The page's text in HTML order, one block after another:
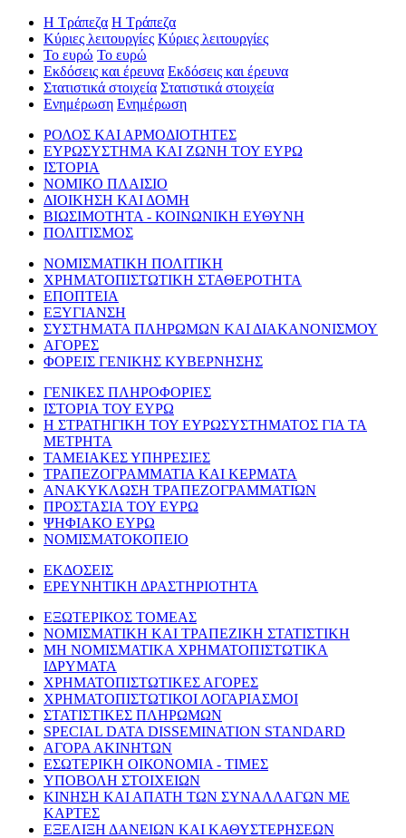
Η Τράπεζα Η Τράπεζα
Κύριες λειτουργίες Κύριες λειτουργίες
Το ευρώ Το ευρώ
Εκδόσεις και έρευνα Εκδόσεις και έρευνα
Στατιστικά στοιχεία Στατιστικά στοιχεία
Ενημέρωση Ενημέρωση
ΡΟΛΟΣ ΚΑΙ ΑΡΜΟΔΙΟΤΗΤΕΣ
ΕΥΡΩΣΥΣΤΗΜΑ ΚΑΙ ΖΩΝΗ ΤΟΥ ΕΥΡΩ
ΙΣΤΟΡΙΑ
ΝΟΜΙΚΟ ΠΛΑΙΣΙΟ
ΔΙΟΙΚΗΣΗ ΚΑΙ ΔΟΜΗ
ΒΙΩΣΙΜΟΤΗΤΑ - ΚΟΙΝΩΝΙΚΗ ΕΥΘΥΝΗ
ΠΟΛΙΤΙΣΜΟΣ
ΝΟΜΙΣΜΑΤΙΚΗ ΠΟΛΙΤΙΚΗ
ΧΡΗΜΑΤΟΠΙΣΤΩΤΙΚΗ ΣΤΑΘΕΡΟΤΗΤΑ
ΕΠΟΠΤΕΙΑ
ΕΞΥΓΙΑΝΣΗ
ΣΥΣΤΗΜΑΤΑ ΠΛΗΡΩΜΩΝ ΚΑΙ ΔΙΑΚΑΝΟΝΙΣΜΟΥ
ΑΓΟΡΕΣ
ΦΟΡΕΙΣ ΓΕΝΙΚΗΣ ΚΥΒΕΡΝΗΣΗΣ
ΓΕΝΙΚΕΣ ΠΛΗΡΟΦΟΡΙΕΣ
ΙΣΤΟΡΙΑ ΤΟΥ ΕΥΡΩ
Η ΣΤΡΑΤΗΓΙΚΗ ΤΟΥ ΕΥΡΩΣΥΣΤΗΜΑΤΟΣ ΓΙΑ ΤΑ
ΜΕΤΡΗΤΑ
ΤΑΜΕΙΑΚΕΣ ΥΠΗΡΕΣΙΕΣ
ΤΡΑΠΕΖΟΓΡΑΜΜΑΤΙΑ ΚΑΙ ΚΕΡΜΑΤΑ
ΑΝΑΚΥΚΛΩΣΗ ΤΡΑΠΕΖΟΓΡΑΜΜΑΤΙΩΝ
ΠΡΟΣΤΑΣΙΑ ΤΟΥ ΕΥΡΩ
ΨΗΦΙΑΚΟ ΕΥΡΩ
ΝΟΜΙΣΜΑΤΟΚΟΠΕΙΟ
ΕΚΔΟΣΕΙΣ
ΕΡΕΥΝΗΤΙΚΗ ΔΡΑΣΤΗΡΙΟΤΗΤΑ
ΕΞΩΤΕΡΙΚΟΣ ΤΟΜΕΑΣ
ΝΟΜΙΣΜΑΤΙΚΗ ΚΑΙ ΤΡΑΠΕΖΙΚΗ ΣΤΑΤΙΣΤΙΚΗ
ΜΗ ΝΟΜΙΣΜΑΤΙΚΑ ΧΡΗΜΑΤΟΠΙΣΤΩΤΙΚΑ
ΙΔΡΥΜΑΤΑ
ΧΡΗΜΑΤΟΠΙΣΤΩΤΙΚΕΣ ΑΓΟΡΕΣ
ΧΡΗΜΑΤΟΠΙΣΤΩΤΙΚΟΙ ΛΟΓΑΡΙΑΣΜΟΙ
ΣΤΑΤΙΣΤΙΚΕΣ ΠΛΗΡΩΜΩΝ
SPECIAL DATA DISSEMINATION STANDARD
ΑΓΟΡΑ ΑΚΙΝΗΤΩΝ
ΕΣΩΤΕΡΙΚΗ ΟΙΚΟΝΟΜΙΑ - ΤΙΜΕΣ
ΥΠΟΒΟΛΗ ΣΤΟΙΧΕΙΩΝ
ΚΙΝΗΣΗ ΚΑΙ ΑΠΑΤΗ ΤΩΝ ΣΥΝΑΛΛΑΓΩΝ ΜΕ
ΚΑΡΤΕΣ
ΕΞΕΛΙΞΗ ΔΑΝΕΙΩΝ ΚΑΙ ΚΑΘΥΣΤΕΡΗΣΕΩΝ